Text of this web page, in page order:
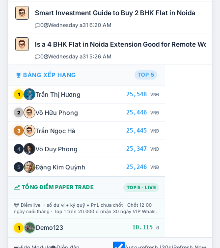
Smart Investment Guide to Buy 2 BHK Flat in Noida
0 Wednesday a31 6:20 AM
Is a 4 BHK Flat in Noida Extension Good for Remote Work?
0 Wednesday a31 5:26 AM
BẢNG XẾP HẠNG TOP 5
1 Trần Thị Hương 25,548 VNĐ
2 Võ Hữu Phong 25,446 VNĐ
3 Trần Ngọc Hà 25,445 VNĐ
4 Võ Duy Phong 25,347 VNĐ
5 Đặng Kim Quỳnh 25,246 VNĐ
TỔNG ĐIỂM PAPER TRADE TOP 5 · LIVE
Điểm live = số dư ví + ký quỹ + PnL chưa chốt · Chốt 12:00
ngày cuối tháng · Top 1 trên 20.000 đ nhận 30 ngày VIP Whale.
1 Demo123 10.115 đ